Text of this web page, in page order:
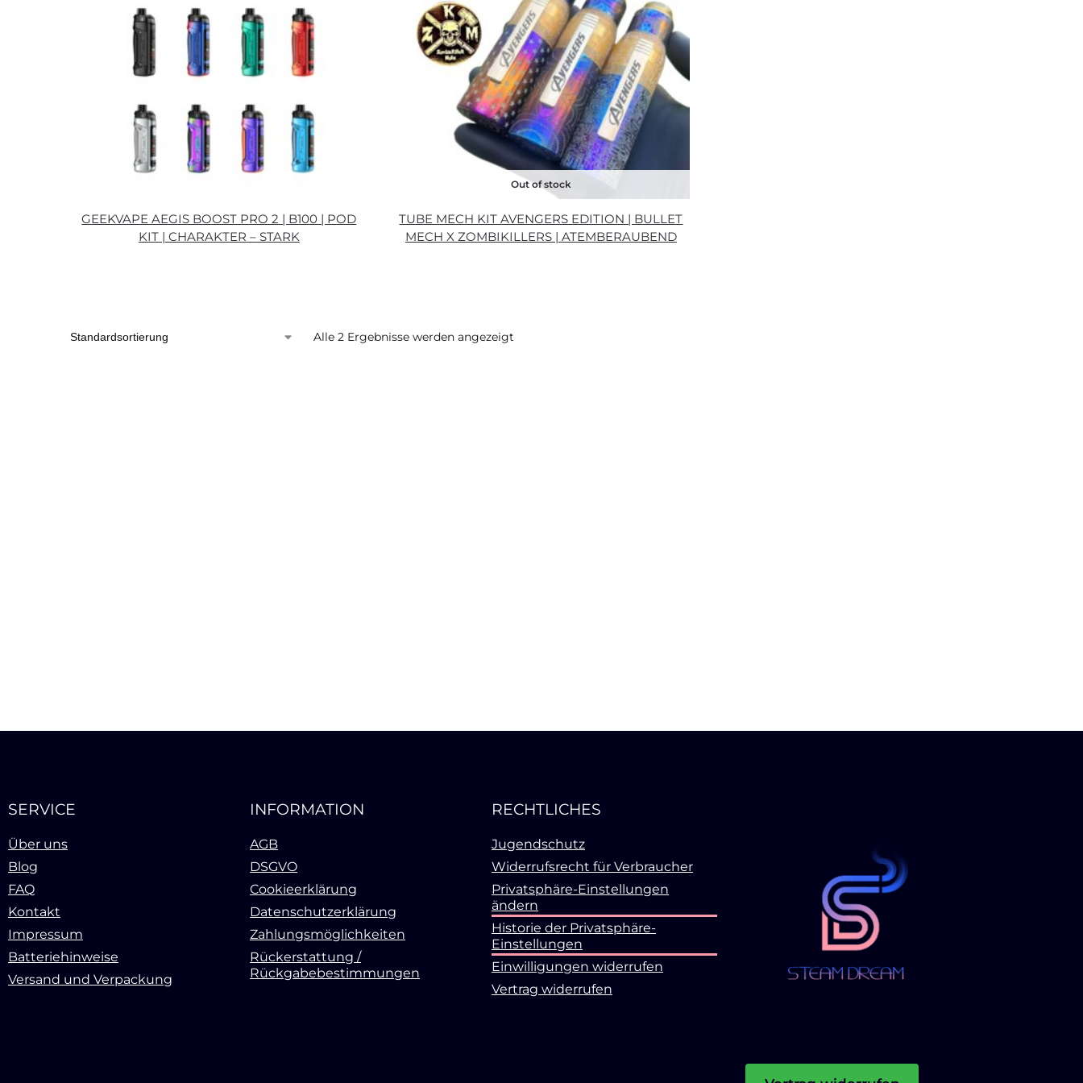
GEEKVAPE AEGIS BOOST PRO 2 | B100 | POD
KIT | CHARAKTER – STARK
Out of stock
TUBE MECH KIT AVENGERS EDITION | BULLET
MECH X ZOMBIKILLERS | ATEMBERAUBEND
Alle 2 Ergebnisse werden angezeigt
SERVICE
Über uns
Blog
FAQ
Kontakt
Impressum
Batteriehinweise
Versand und Verpackung
INFORMATION
AGB
DSGVO
Cookieerklärung
Datenschutzerklärung
Zahlungsmöglichkeiten
Rückerstattung /
Rückgabebestimmungen
RECHTLICHES
Jugendschutz
Widerrufsrecht für Verbraucher
Privatsphäre-Einstellungen
ändern
Historie der Privatsphäre-
Einstellungen
Einwilligungen widerrufen
Vertrag widerrufen